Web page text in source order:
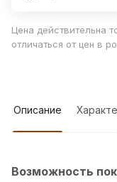
Цена действительна
отличаться от цен в
Описание
Возможность